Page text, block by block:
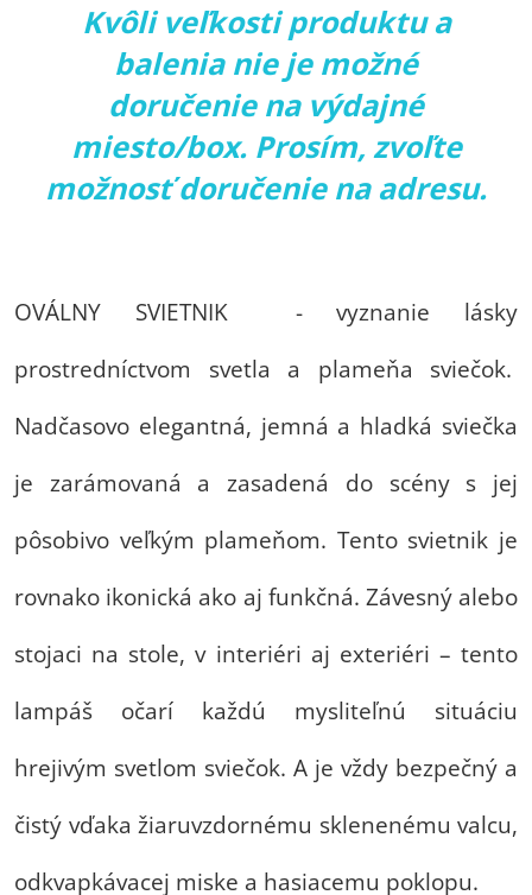
Kvôli veľkosti produktu a
balenia nie je možné
doručenie na výdajné
miesto/box. Prosím, zvoľte
možnosť doručenie na adresu.
OVÁLNY SVIETNIK - vyznanie lásky
prostredníctvom svetla a plameňa sviečok.
Nadčasovo elegantná, jemná a hladká sviečka
je zarámovaná a zasadená do scény s jej
pôsobivo veľkým plameňom. Tento svietnik je
rovnako ikonická ako aj funkčná. Závesný alebo
stojaci na stole, v interiéri aj exteriéri – tento
lampáš očarí každú mysliteľnú situáciu
hrejivým svetlom sviečok. A je vždy bezpečný a
čistý vďaka žiaruvzdornému sklenenému valcu,
odkvapkávacej miske a hasiacemu poklopu.